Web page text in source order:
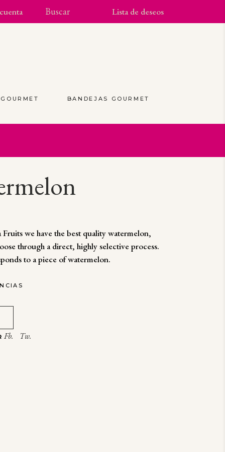
Lista de deseos
BANDEJAS GOURMET
Fruits we have the best quality watermelon,
through a direct, highly selective process.
to a piece of watermelon.
Fb. Tw.